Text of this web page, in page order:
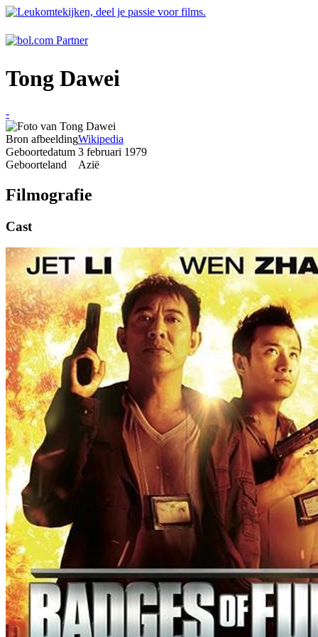
Tong Dawei
-
Bron afbeeldingWikipedia
Geboortedatum 3 februari 1979
Geboorteland
Azië
Filmografie
Cast